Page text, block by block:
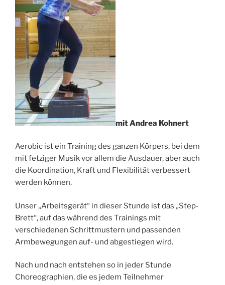
mit Andrea Kohnert
Aerobic ist ein Training des ganzen Körpers, bei dem
mit fetziger Musik vor allem die Ausdauer, aber auch
die Koordination, Kraft und Flexibilität verbessert
werden können.
Unser „Arbeitsgerät“ in dieser Stunde ist das „Step-
Brett“, auf das während des Trainings mit
verschiedenen Schrittmustern und passenden
Armbewegungen auf- und abgestiegen wird.
Nach und nach entstehen so in jeder Stunde
Choreographien, die es jedem Teilnehmer